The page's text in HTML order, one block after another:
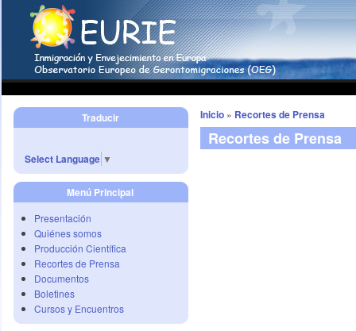
Traducir
Select Language ▼
Menú Principal
Presentación
Quiénes somos
Producción Científica
Recortes de Prensa
Documentos
Boletines
Cursos y Encuentros
Inicio » Recortes de Prensa
Recortes de Prensa